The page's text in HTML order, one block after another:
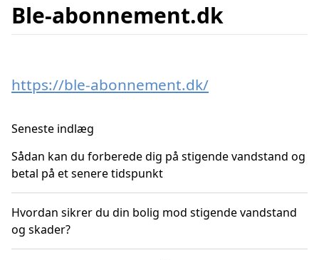
Ble-abonnement.dk
https://ble-abonnement.dk/
Seneste indlæg
Sådan kan du forberede dig på stigende vandstand og
betal på et senere tidspunkt
Hvordan sikrer du din bolig mod stigende vandstand
og skader?